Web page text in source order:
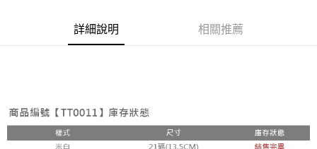
宅配
每筆NT$80，滿NT$1,000(含以上)免運費
詳細說明 相關推薦